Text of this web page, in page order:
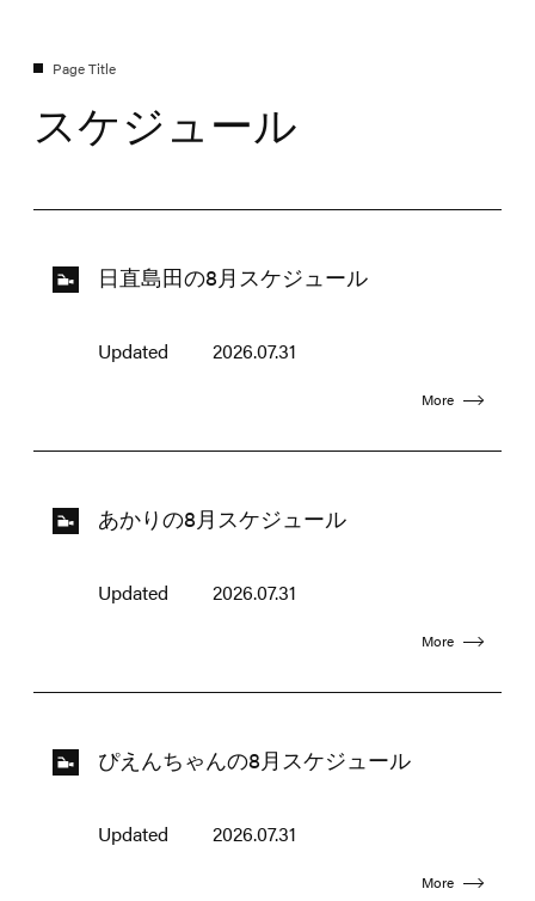
スケジュール
日直島田の8月スケジュール
Updated 2026.07.31
More
あかりの8月スケジュール
Updated 2026.07.31
More
ぴえんちゃんの8月スケジュール
Updated 2026.07.31
More